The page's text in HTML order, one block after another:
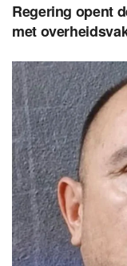
Regering opent
met